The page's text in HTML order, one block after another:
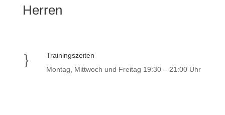
Herren
}
Trainingszeiten
Montag, Mittwoch und Freitag 19:30 – 21:00 Uhr